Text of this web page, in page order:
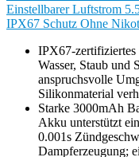
Einstellbarer Luftstrom
IPX67 Schutz Ohne
IPX67-zertifiziertes
Wasser, Staub und
anspruchsvolle
Silikonmaterial
Starke 3000mAh
Akku unterstützt
0.001s
Dampferzeugung;